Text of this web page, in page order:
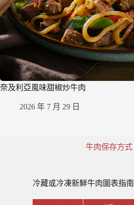
奈及利亞風味甜椒炒牛肉
2026 年 7 月 29 日
牛肉保存方式
冷藏或冷凍新鮮牛肉圖表指南